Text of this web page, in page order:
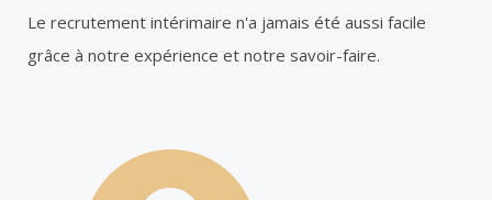
Le recrutement intérimaire n'a jamais été aussi facile
grâce à notre expérience et notre savoir-faire.